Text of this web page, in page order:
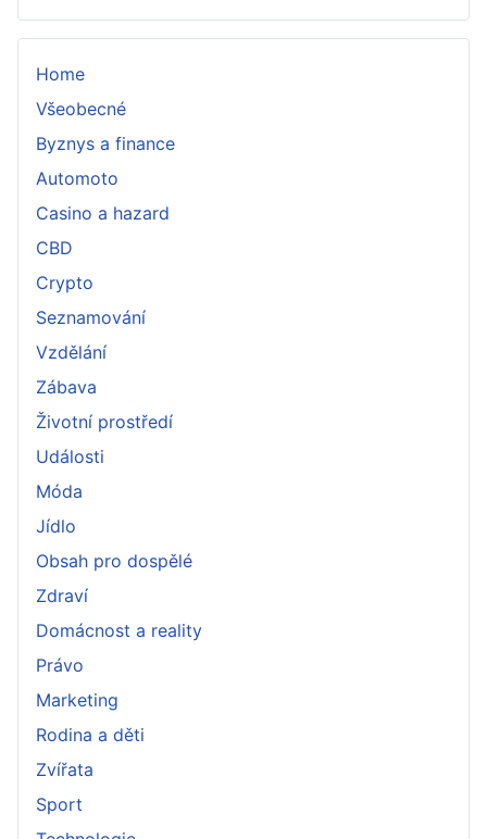
Home
Všeobecné
Byznys a finance
Automoto
Casino a hazard
CBD
Crypto
Seznamování
Vzdělání
Zábava
Životní prostředí
Události
Móda
Jídlo
Obsah pro dospělé
Zdraví
Domácnost a reality
Právo
Marketing
Rodina a děti
Zvířata
Sport